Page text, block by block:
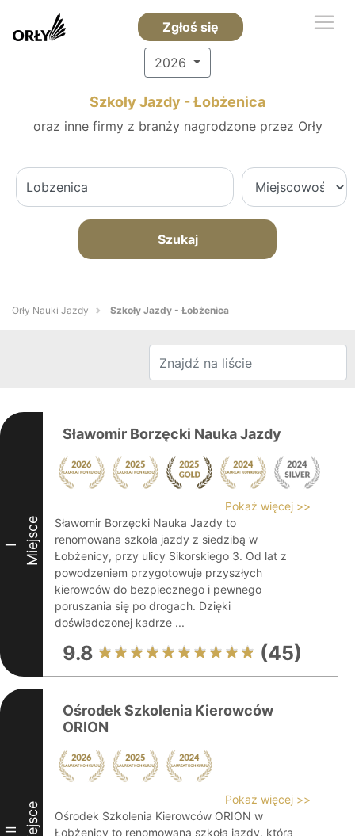
Zgłoś się
2026
Szkoły Jazdy - Łobżenica
oraz inne firmy z branży nagrodzone przez Orły
Szukaj
Orły Nauki Jazdy Szkoły Jazdy - Łobżenica
I Miejsce
Sławomir Borzęcki Nauka Jazdy
Pokaż więcej >>
Sławomir Borzęcki Nauka Jazdy to
renomowana szkoła jazdy z siedzibą w
Łobżenicy, przy ulicy Sikorskiego 3. Od lat z
powodzeniem przygotowuje przyszłych
kierowców do bezpiecznego i pewnego
poruszania się po drogach. Dzięki
doświadczonej kadrze ...
9.8 (45)
II Miejsce
Ośrodek Szkolenia Kierowców
ORION
Pokaż więcej >>
Ośrodek Szkolenia Kierowców ORION w
Łobżenicy to renomowana szkoła jazdy, która